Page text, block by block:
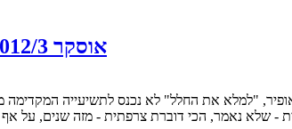
אוסקר 2012/3: תשעת הפיינליסטים לפרס הסרט הטוב ביותר בשפה זרה
- שלא נאמר, הכי דוברת צרפתית - מזה שנים, על